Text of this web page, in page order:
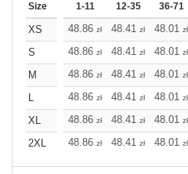
Size 1-11 12-35 36-71
XS 48.86 zł 48.41 zł 48.01 zł
S
48.86 zł 48.41 zł 48.01 zł
M
48.86 zł 48.41 zł 48.01 zł
L
48.86 zł 48.41 zł 48.01 zł
XL
48.86 zł 48.41 zł 48.01 zł
2XL
48.86 zł 48.41 zł 48.01 zł